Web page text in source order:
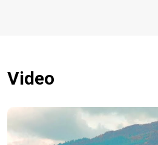
Video